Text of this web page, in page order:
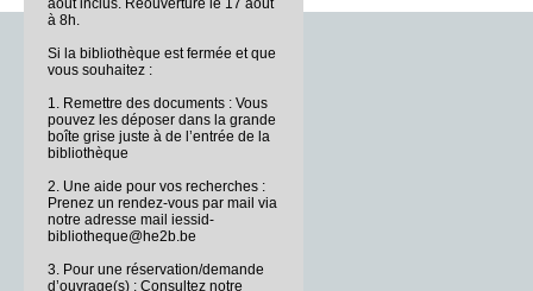
août inclus. Réouverture le 17 août
à 8h.
Si la bibliothèque est fermée et que
vous souhaitez :
1. Remettre des documents : Vous
pouvez les déposer dans la grande
boîte grise juste à de l’entrée de la
bibliothèque
2. Une aide pour vos recherches :
Prenez un rendez-vous par mail via
notre adresse mail iessid-
bibliotheque@he2b.be
3. Pour une réservation/demande
d’ouvrage(s) : Consultez notre